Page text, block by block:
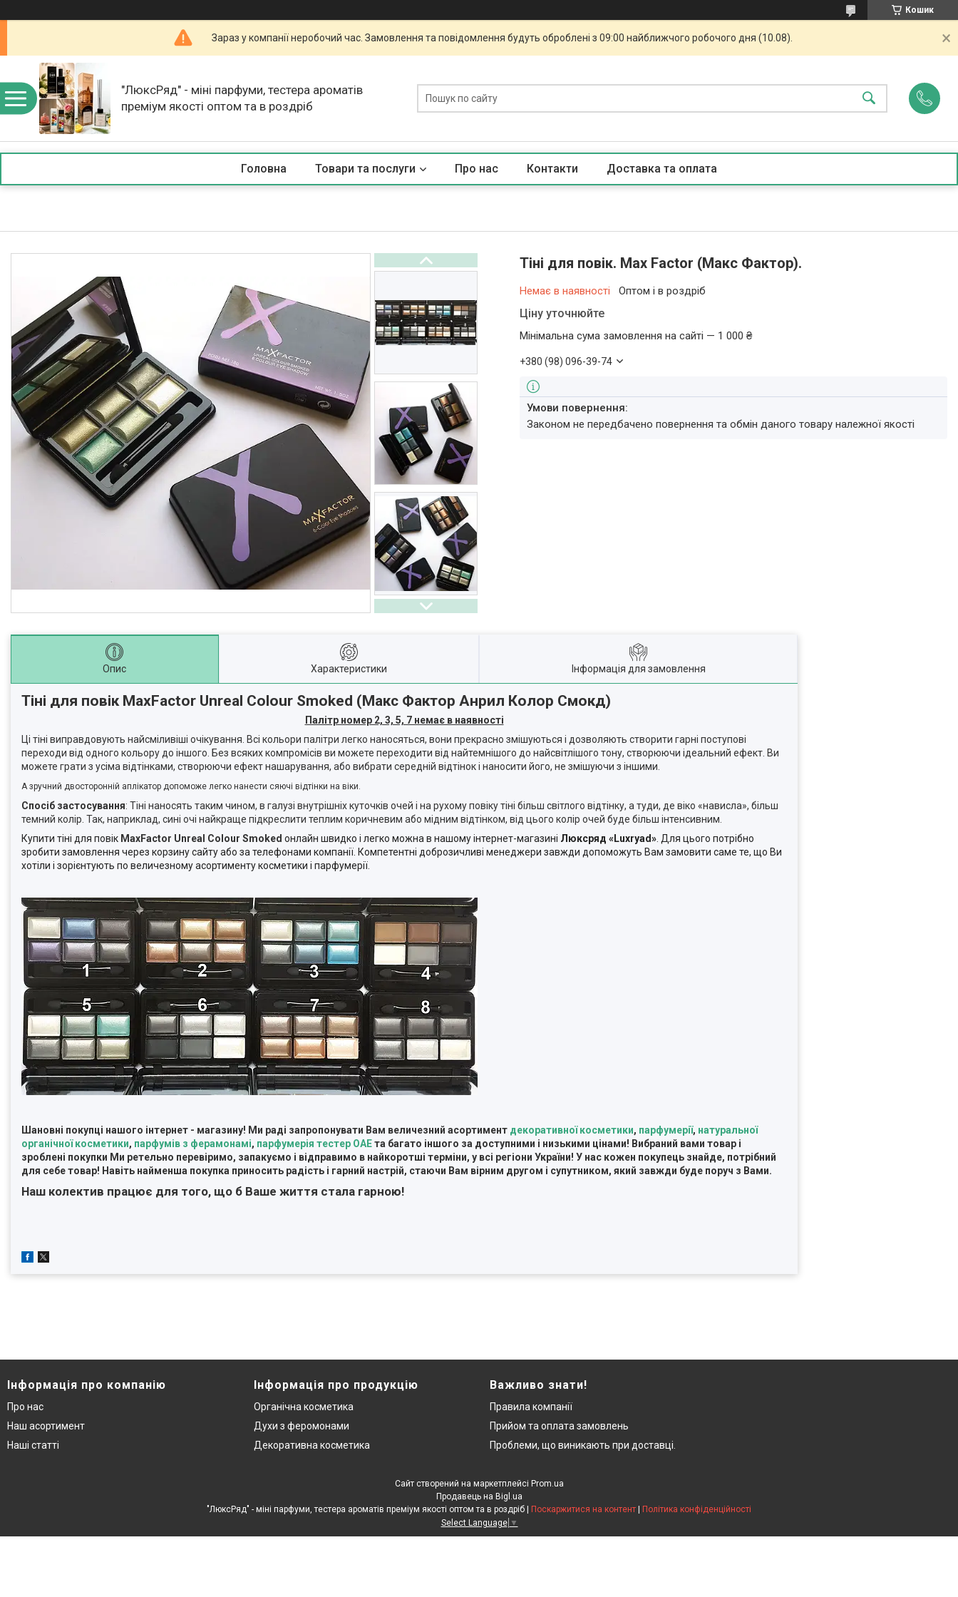
Кошик
Зараз у компанії неробочий час. Замовлення та повідомлення будуть оброблені з 09:00 найближчого робочого дня (10.08).
"ЛюксРяд" - міні парфуми, тестера ароматів
преміум якості оптом та в роздріб
Головна Товари та послуги Про нас Контакти Доставка та оплата
Тіні для повік. Max Factor (Макс Фактор).
Немає в наявності Оптом і в роздріб
Ціну уточнюйте
Мінімальна сума замовлення на сайті — 1 000 ₴
+380 (98) 096-39-74
Законом не передбачено повернення та обмін даного товару належної якості
Опис Характеристики Інформація для замовлення
Тіні для повік MaxFactor Unreal Colour Smoked (Макс Фактор Анрил Колор Смокд)
Палітр номер 2, 3, 5, 7 немає в наявності
Ці тіні виправдовують найсміливіші очікування. Всі кольори палітри легко наносяться, вони прекрасно змішуються і дозволяють створити гарні поступові
переходи від одного кольору до іншого. Без всяких компромісів ви можете переходити від найтемнішого до найсвітлішого тону, створюючи ідеальний ефект. Ви
можете грати з усіма відтінками, створюючи ефект нашарування, або вибрати середній відтінок і наносити його, не змішуючи з іншими.
А зручний двосторонній аплікатор допоможе легко нанести сяючі відтінки на віки.
Спосіб застосування: Тіні наносять таким чином, в галузі внутрішніх куточків очей і на рухому повіку тіні більш світлого відтінку, а туди, де віко «нависла», більш
темний колір. Так, наприклад, сині очі найкраще підкреслити теплим коричневим або мідним відтінком, від цього колір очей буде більш інтенсивним.
Купити тіні для повік MaxFactor Unreal Colour Smoked онлайн швидко і легко можна в нашому інтернет-магазині Люксряд «Luxryad» . Для цього потрібно
зробити замовлення через корзину сайту або за телефонами компанії. Компетентні доброзичливі менеджери завжди допоможуть Вам замовити саме те, що Ви
хотіли і зорієнтують по величезному асортименту косметики і парфумерії.
Шановні покупці нашого інтернет - магазину! Ми раді запропонувати Вам величезний асортимент декоративної косметики, парфумерії, натуральної
органічної косметики, парфумів з ферамонамі, парфумерія тестер ОАЕта багато іншого за доступними і низькими цінами! Вибраний вами товар і
зроблені покупки Ми ретельно перевіримо, запакуємо і відправимо в найкоротші терміни, у всі регіони України! У нас кожен покупець знайде, потрібний
для себе товар! Навіть найменша покупка приносить радість і гарний настрій, стаючи Вам вірним другом і супутником, який завжди буде поруч з Вами.
Наш колектив працює для того, що б Ваше життя стала гарною!
Інформація про компанію
Про нас
Наш асортимент
Наші статті
Інформація про продукцію
Органічна косметика
Духи з феромонами
Декоративна косметика
Важливо знати!
Правила компанії
Прийом та оплата замовлень
Проблеми, що виникають при доставці.
Сайт створений на маркетплейсі Prom.ua
Продавець на Bigl.ua
Поскаржитися на контент
Політика конфіденційності
Select Language ▼